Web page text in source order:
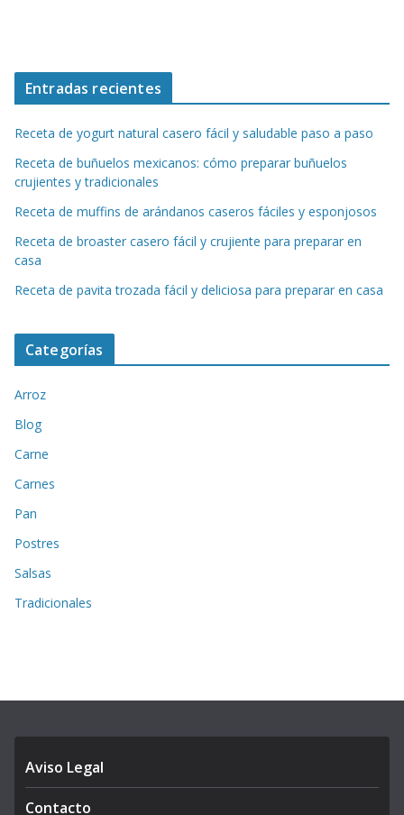
Entradas recientes
Receta de yogurt natural casero fácil y saludable paso a paso
Receta de buñuelos mexicanos: cómo preparar buñuelos
crujientes y tradicionales
Receta de muffins de arándanos caseros fáciles y esponjosos
Receta de broaster casero fácil y crujiente para preparar en
casa
Receta de pavita trozada fácil y deliciosa para preparar en casa
Categorías
Arroz
Blog
Carne
Carnes
Pan
Postres
Salsas
Tradicionales
Aviso Legal
Contacto